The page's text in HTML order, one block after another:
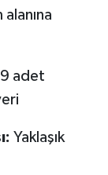
adet
Yaklaşık